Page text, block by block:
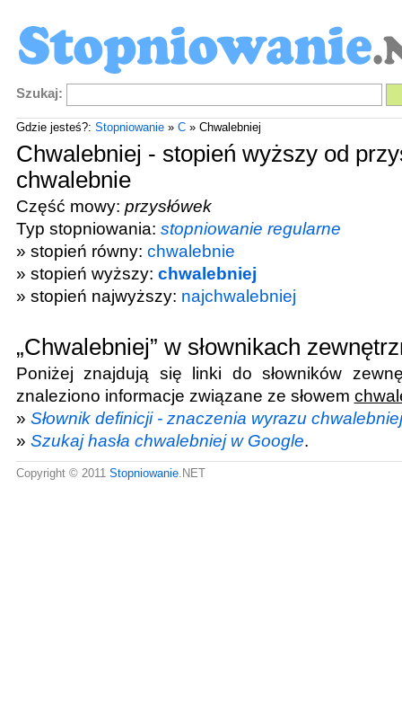
Szukaj:
Gdzie jesteś?: Stopniowanie» C» Chwalebniej
Chwalebniej - stopień wyższy od
chwalebnie
Część mowy: przysłówek
Typ stopniowania: stopniowanie regularne
» stopień równy: chwalebnie
» stopień wyższy: chwalebniej
» stopień najwyższy: najchwalebniej
„Chwalebniej” w słownikach
Poniżej znajdują się linki do słowników
znaleziono informacje związane ze słowem
» Słownik definicji - znaczenia wyrazu chwalebniej
» Szukaj hasła chwalebniej w Google.
Copyright © 2011 Stopniowanie.NET